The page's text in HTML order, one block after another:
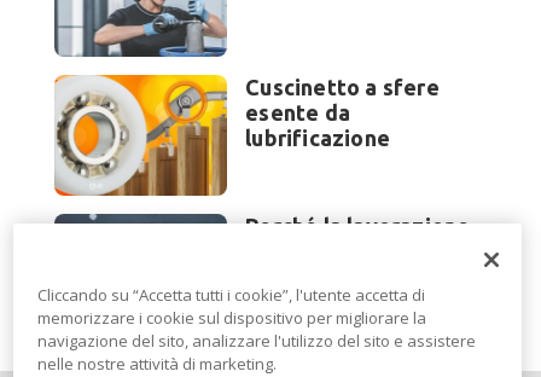
Cuscinetto a sfere
esente da
lubrificazione
Perché la lavorazione
EuroBLECH 2026?
Cliccando su “Accetta tutti i cookie”, l'utente accetta di
memorizzare i cookie sul dispositivo per migliorare la
navigazione del sito, analizzare l'utilizzo del sito e assistere
nelle nostre attività di marketing.